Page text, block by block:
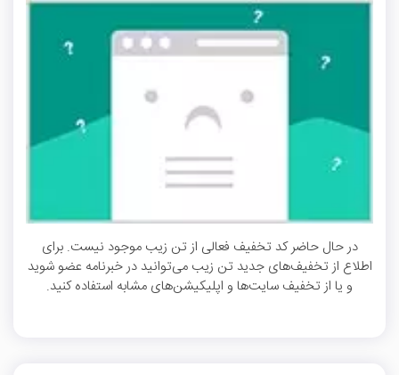
در حال حاضر کد تخفیف فعالی از تن زیب موجود نیست. برای
اطلاع از تخفیف‌های جدید تن زیب می‌توانید در خبرنامه عضو شوید
و یا از تخفیف سایت‌ها و اپلیکیشن‌های مشابه استفاده کنید.